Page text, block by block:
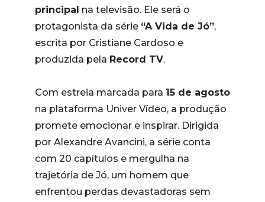
principal na televisão. Ele será o
protagonista da série “A Vida de Jó”,
escrita por Cristiane Cardoso e
produzida pela Record TV.
Com estreia marcada para 15 de agosto
na plataforma Univer Vídeo, a produção
promete emocionar e inspirar. Dirigida
por Alexandre Avancini, a série conta
com 20 capítulos e mergulha na
trajetória de Jó, um homem que
enfrentou perdas devastadoras sem